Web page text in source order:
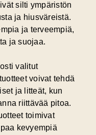
silti ympäristön
ja hiusväreistä.
ja terveempiä,
ja suojaa.
valitut
voivat tehdä
ja litteät, kun
riittävää pitoa.
toimivat
kevyempiä